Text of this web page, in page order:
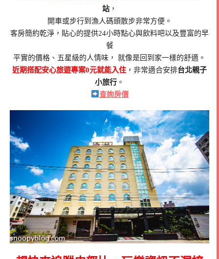
站 ，
開車或步行到漁人碼頭散步非常方便。
客房簡約乾淨，貼心的提供24小時點心與飲料吧以及豐富的早
餐
平實的價格、五星級的人情味， 就像是回到家一樣的舒適。
近期搭配安心旅遊專案0元就能入住 ，非常適合安排台北親子
小旅行 。
查詢房價